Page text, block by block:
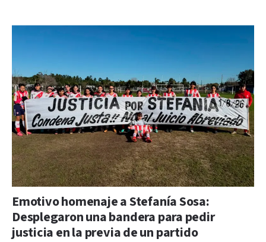
Emotivo homenaje a Stefanía Sosa:
Desplegaron una bandera para pedir
justicia en la previa de un partido